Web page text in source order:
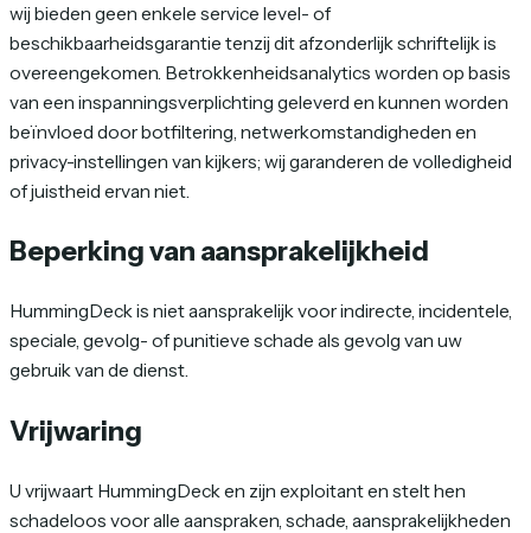
wij bieden geen enkele service level- of
beschikbaarheidsgarantie tenzij dit afzonderlijk schriftelijk is
overeengekomen. Betrokkenheidsanalytics worden op basis
van een inspanningsverplichting geleverd en kunnen worden
beïnvloed door botfiltering, netwerkomstandigheden en
privacy-instellingen van kijkers; wij garanderen de volledigheid
of juistheid ervan niet.
Beperking van aansprakelijkheid
HummingDeck is niet aansprakelijk voor indirecte, incidentele,
speciale, gevolg- of punitieve schade als gevolg van uw
gebruik van de dienst.
Vrijwaring
U vrijwaart HummingDeck en zijn exploitant en stelt hen
schadeloos voor alle aanspraken, schade, aansprakelijkheden